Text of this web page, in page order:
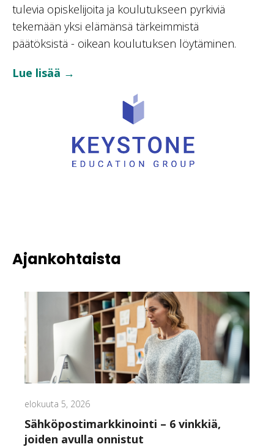
tulevia opiskelijoita ja koulutukseen pyrkiviä
tekemään yksi elämänsä tärkeimmistä
päätöksistä - oikean koulutuksen löytäminen.
Lue lisää →
Ajankohtaista
elokuuta 5, 2026
Sähköpostimarkkinointi – 6 vinkkiä,
joiden avulla onnistut